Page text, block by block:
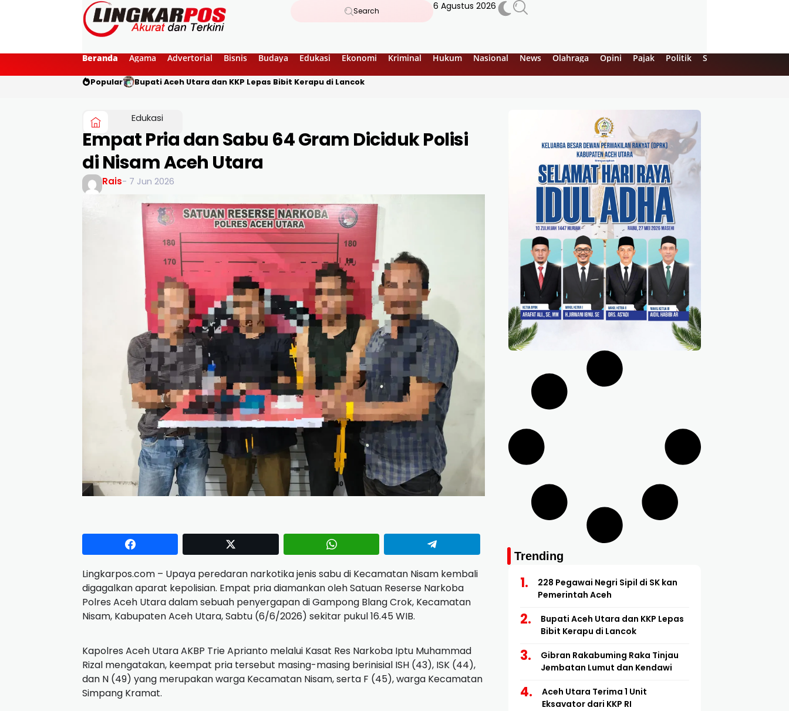
Search 6 Agustus 2026
Beranda Agama Advertorial Bisnis Budaya Edukasi Ekonomi Kriminal Hukum Nasional News Olahraga Opini Pajak Politik Sejarah
Popular Bupati Aceh Utara dan KKP Lepas Bibit Kerapu di Lancok
Edukasi
Empat Pria dan Sabu 64 Gram Diciduk Polisi
di Nisam Aceh Utara
Rais- 7 Jun 2026
Lingkarpos.com – Upaya peredaran narkotika jenis sabu di Kecamatan Nisam kembali
digagalkan aparat kepolisian. Empat pria diamankan oleh Satuan Reserse Narkoba
Polres Aceh Utara dalam sebuah penyergapan di Gampong Blang Crok, Kecamatan
Nisam, Kabupaten Aceh Utara, Sabtu (6/6/2026) sekitar pukul 16.45 WIB.
Kapolres Aceh Utara AKBP Trie Aprianto melalui Kasat Res Narkoba Iptu Muhammad
Rizal mengatakan, keempat pria tersebut masing-masing berinisial ISH (43), ISK (44),
dan N (49) yang merupakan warga Kecamatan Nisam, serta F (45), warga Kecamatan
Simpang Kramat.
Trending
228 Pegawai Negri Sipil di SK kan
Pemerintah Aceh
Bupati Aceh Utara dan KKP Lepas
Bibit Kerapu di Lancok
Gibran Rakabuming Raka Tinjau
Jembatan Lumut dan Kendawi
Aceh Utara Terima 1 Unit
Eksavator dari KKP RI